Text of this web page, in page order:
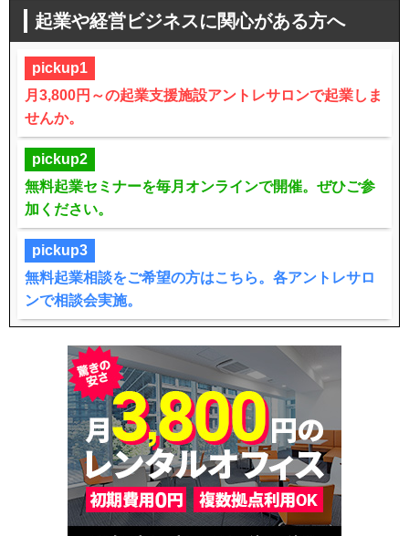
起業や経営ビジネスに関心がある方へ
pickup1
月3,800円～の起業支援施設アントレサロンで起業しま
せんか。
pickup2
無料起業セミナーを毎月オンラインで開催。ぜひご参
加ください。
pickup3
無料起業相談をご希望の方はこちら。各アントレサロ
ンで相談会実施。